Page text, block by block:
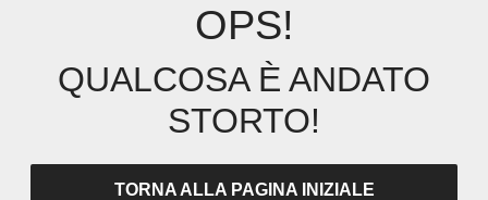
OPS!
QUALCOSA È ANDATO
STORTO!
TORNA ALLA PAGINA INIZIALE